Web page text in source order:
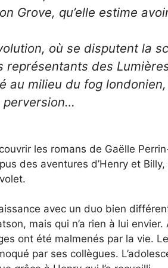
Grove, qu’elle estime
où se disputent la
représentants des
au milieu du fog
perversion…
les romans de Gaëlle
des aventures d’Henry et
avec un duo bien
mais qui n’a rien à lui
ont été malmenés par la vie.
par ses collègues.